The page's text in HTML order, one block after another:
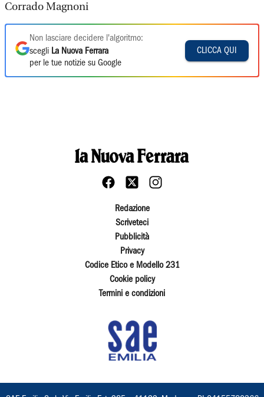
Corrado Magnoni
Non lasciare decidere l'algoritmo:
scegli La Nuova Ferrara
per le tue notizie su Google
CLICCA QUI
Redazione
Scriveteci
Pubblicità
Privacy
Codice Etico e Modello 231
Cookie policy
Termini e condizioni